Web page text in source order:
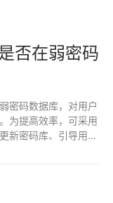
否在弱密码
密码数据库，对用户
为提高效率，可采用
新密码库、引导用户